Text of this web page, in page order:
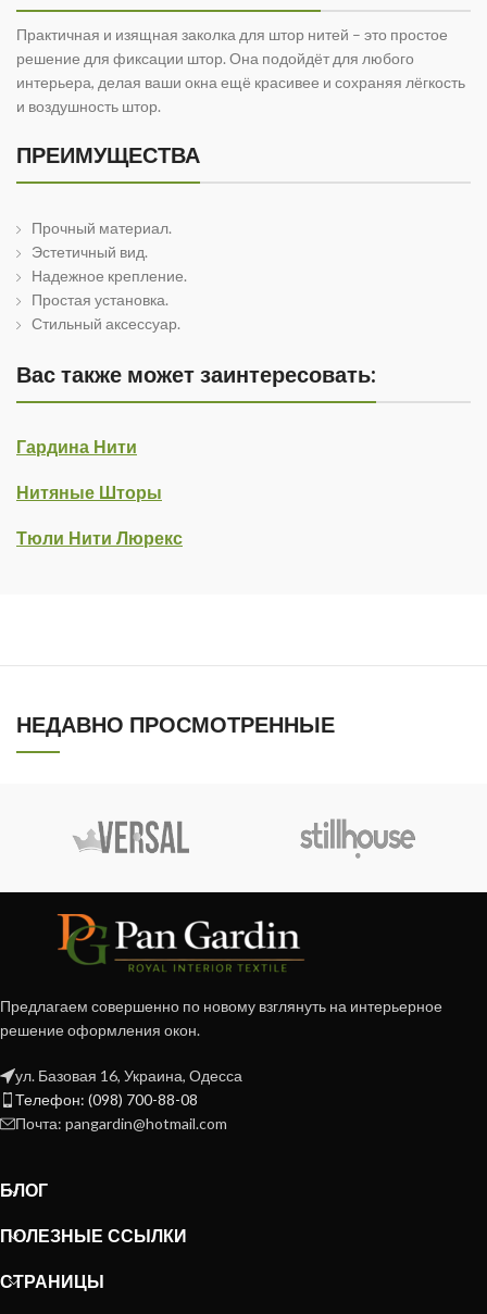
Практичная и изящная заколка для штор нитей – это простое
решение для фиксации штор. Она подойдёт для любого
интерьера, делая ваши окна ещё красивее и сохраняя лёгкость
и воздушность штор.
ПРЕИМУЩЕСТВА
Прочный материал.
Эстетичный вид.
Надежное крепление.
Простая установка.
Стильный аксессуар.
Вас также может заинтересовать:
Гардина Нити
Нитяные Шторы
Тюли Нити Люрекс
НЕДАВНО ПРОСМОТРЕННЫЕ
Предлагаем совершенно по новому взглянуть на интерьерное
решение оформления окон.
ул. Базовая 16, Украина, Одесса
Телефон: (098) 700-88-08
Почта: pangardin@hotmail.com
БЛОГ
ПОЛЕЗНЫЕ ССЫЛКИ
СТРАНИЦЫ